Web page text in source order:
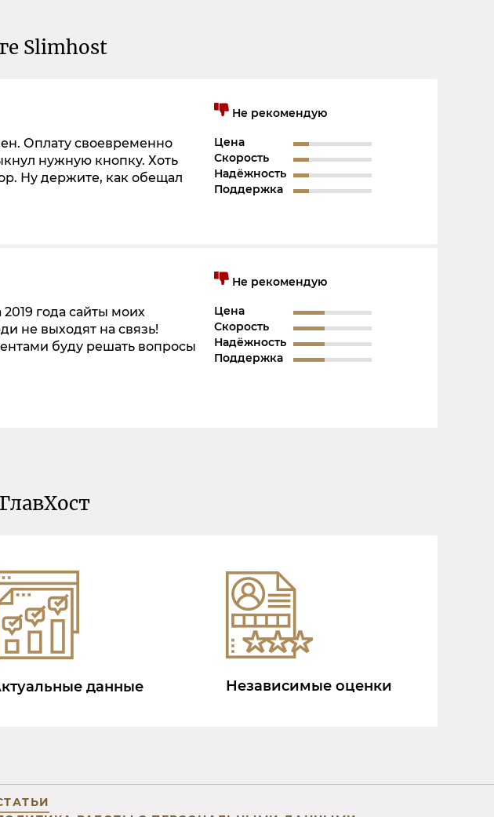
Slimhost
Оплату своевременно
нужную кнопку. Хоть
Ну держите, как обещал
Не рекомендую
Цена
Скорость
Надёжность
Поддержка
года сайты моих
не выходят на связь!
буду решать вопросы
Не рекомендую
Цена
Скорость
Надёжность
Поддержка
данные Независимые оценки